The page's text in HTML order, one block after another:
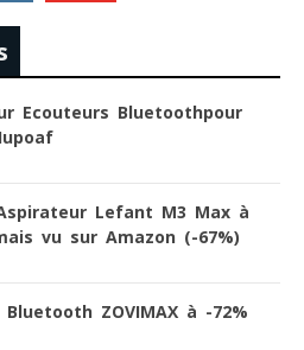
Ecouteurs Bluetoothpour
Lefant M3 Max à
vu sur Amazon (-67%)
Bluetooth ZOVIMAX à -72%